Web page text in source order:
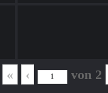
« ‹ von 2